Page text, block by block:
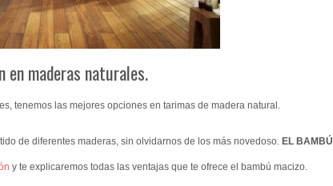
en maderas naturales.
tenemos las mejores opciones en tarimas de madera natural.
de diferentes maderas, sin olvidarnos de los más novedoso. EL BAMBÚ
y te explicaremos todas las ventajas que te ofrece el bambú macizo.